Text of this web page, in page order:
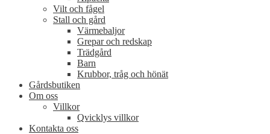
Vilt och fågel
Stall och gård
Värmebaljor
Grepar och redskap
Trädgård
Barn
Krubbor, tråg och hönät
Gårdsbutiken
Om oss
Villkor
Qvicklys villkor
Kontakta oss